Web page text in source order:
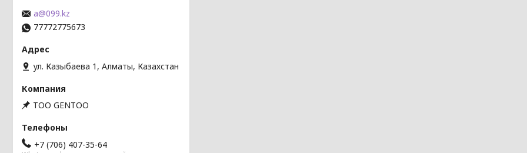
a@099.kz
77772775673
ул. Казыбаева 1, Алматы, Казахстан
TOO GENTOO
+7 (706) 407-35-64